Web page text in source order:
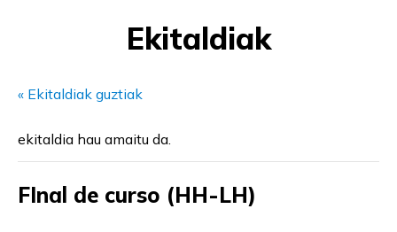
Ekitaldiak
« Ekitaldiak guztiak
ekitaldia hau amaitu da.
FInal de curso (HH-LH)